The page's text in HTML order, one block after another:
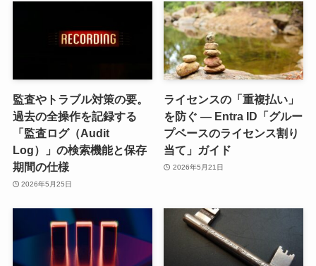
監査やトラブル対策の要。
過去の全操作を記録する
「監査ログ（Audit
Log）」の検索機能と保存
期間の仕様
2026年5月25日
ライセンスの「重複払い」
を防ぐ — Entra ID「グルー
プベースのライセンス割り
当て」ガイド
2026年5月21日